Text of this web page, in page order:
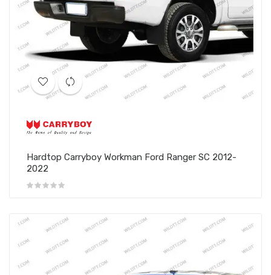
Hardtop Carryboy Workman Ford Ranger SC 2012-
2022